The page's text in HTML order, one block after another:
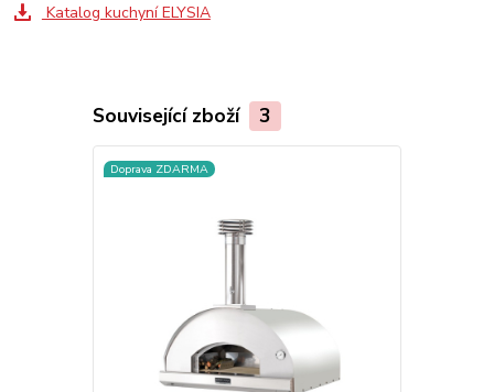
Katalog kuchyní ELYSIA
Související zboží 3
Doprava ZDARMA